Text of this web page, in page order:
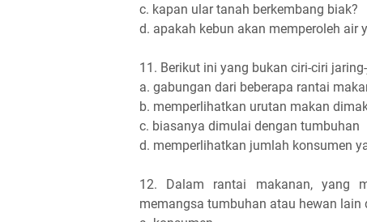
c. kapan ular tanah berkembang biak?
d. apakah kebun akan memperoleh air
11. Berikut ini yang bukan ciri-ciri
a. gabungan dari beberapa rantai
b. memperlihatkan urutan makan
c. biasanya dimulai dengan tumbuhan
d. memperlihatkan jumlah konsumen
12. Dalam rantai makanan, yang
memangsa tumbuhan atau hewan lain